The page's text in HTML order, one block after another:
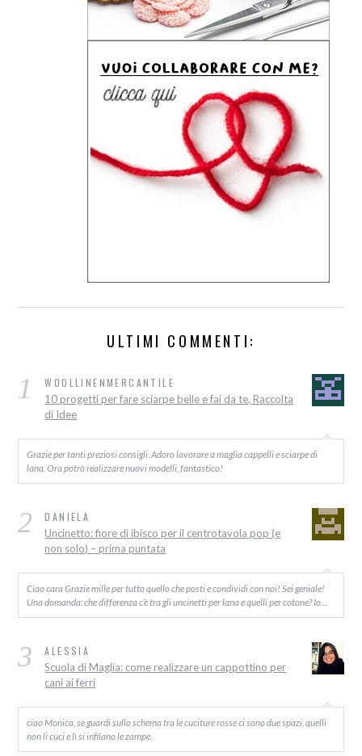
ULTIMI COMMENTI:
1 WOOLLINENMERCANTILE
10 progetti per fare sciarpe belle e fai da te, Raccolta
di Idee
Grazie per tanti preziosi consigli. Adoro lavorare a maglia cappelli e sciarpe di
lana. Ora potrò realizzare nuovi modelli, fantastico!
2 DANIELA
Uncinetto: fiore di ibisco per il centrotavola pop (e
non solo) – prima puntata
Ciao cara Grazie mille per tutto quello che posti e condividi con noi! Sei geniale!
Una domanda: che differenza c’è tra gli uncinetti per lana e quelli per cotone? Io…
3 ALESSIA
Scuola di Maglia: come realizzare un cappottino per
cani ai ferri
ciao Monica, se guardi sullo schema tra le cuciture rosse ci sono due spazi, quelli
non li cuci e lì si infilano le zampe.